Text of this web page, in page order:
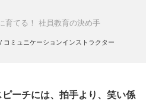
育てる！ 社員教育の決め手
コミュニケーションインストラクター
ーチには、拍手より、笑い係